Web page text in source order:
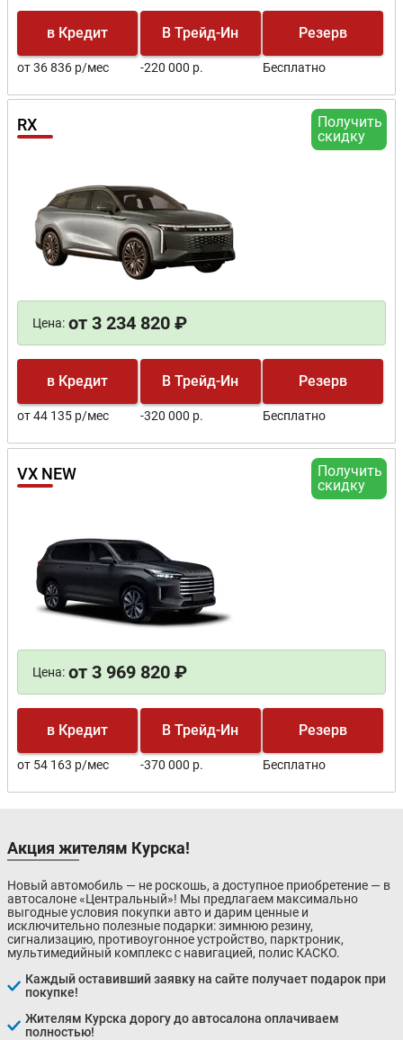
в Кредит
от 36 836 р/мес
В Трейд-Ин
-220 000 р.
Резерв
Бесплатно
Получить
скидку
RX
Цена: от 3 234 820 ₽
в Кредит
от 44 135 р/мес
В Трейд-Ин
-320 000 р.
Резерв
Бесплатно
Получить
скидку
VX NEW
Цена: от 3 969 820 ₽
в Кредит
от 54 163 р/мес
В Трейд-Ин
-370 000 р.
Резерв
Бесплатно
Акция жителям Курска!
Новый автомобиль — не роскошь, а доступное приобретение — в
автосалоне «Центральный»! Мы предлагаем максимально
выгодные условия покупки авто и дарим ценные и
исключительно полезные подарки: зимнюю резину,
сигнализацию, противоугонное устройство, парктроник,
мультимедийный комплекс с навигацией, полис КАСКО.
Каждый оставивший заявку на сайте получает подарок при
покупке!
Жителям Курска дорогу до автосалона оплачиваем
полностью!